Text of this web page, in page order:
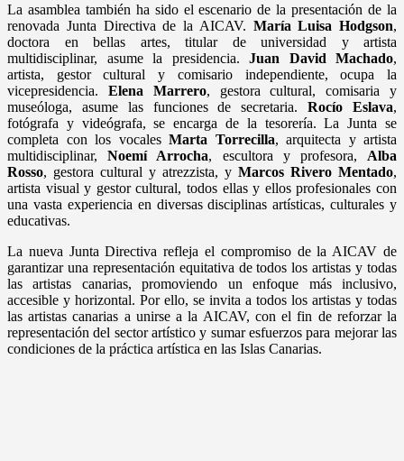
La asamblea también ha sido el escenario de la presentación de la
renovada Junta Directiva de la AICAV. María Luisa Hodgson,
doctora en bellas artes, titular de universidad y artista
multidisciplinar, asume la presidencia. Juan David Machado,
artista, gestor cultural y comisario independiente, ocupa la
vicepresidencia. Elena Marrero, gestora cultural, comisaria y
museóloga, asume las funciones de secretaria.Rocío Eslava,
fotógrafa y videógrafa, se encarga de la tesorería. La Junta se
completa con los vocales Marta Torrecilla, arquitecta y artista
multidisciplinar,Noemí Arrocha, escultora y profesora, Alba
Rosso, gestora cultural y atrezzista, y Marcos Rivero Mentado,
artista visual y gestor cultural, todos ellas y ellos profesionales con
una vasta experiencia en diversas disciplinas artísticas, culturales y
educativas.
La nueva Junta Directiva refleja el compromiso de la AICAV de
garantizar una representación equitativa de todos los artistas y todas
las artistas canarias, promoviendo un enfoque más inclusivo,
accesible y horizontal. Por ello, se invita a todos los artistas y todas
las artistas canarias a unirse a la AICAV, con el fin de reforzar la
representación del sector artístico y sumar esfuerzos para mejorar las
condiciones de la práctica artística en las Islas Canarias.